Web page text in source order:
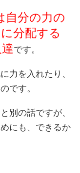
自分の力の
分配する
です。
力を入れたり、
です。
別の話ですが、
にも、できるか